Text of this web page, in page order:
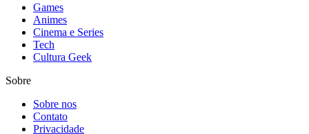
Games
Animes
Cinema e Series
Tech
Cultura Geek
Sobre
Sobre nos
Contato
Privacidade